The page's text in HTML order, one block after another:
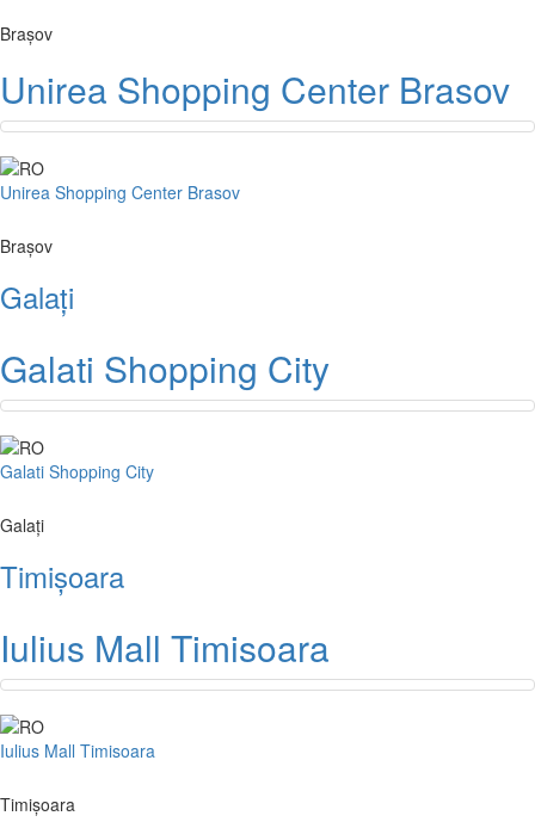
Brașov
Unirea Shopping Center Brasov
Unirea Shopping Center Brasov
Brașov
Galați
Galati Shopping City
Galati Shopping City
Galați
Timișoara
Iulius Mall Timisoara
Iulius Mall Timisoara
Timișoara